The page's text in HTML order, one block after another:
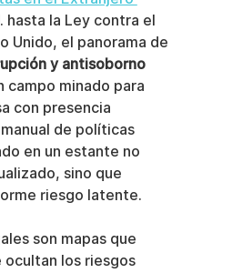
hasta la Ley contra el
Unido, el panorama de
y antisoborno
campo minado para
con presencia
de políticas
en un estante no
sino que
riesgo latente.
son mapas que
ocultan los riesgos